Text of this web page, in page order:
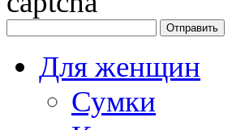
Для женщин
Сумки